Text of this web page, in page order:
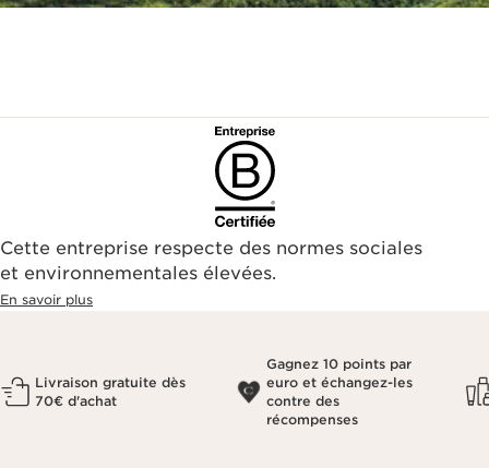
Cette entreprise respecte des normes sociales
et environnementales élevées.
En savoir plus
Livraison gratuite dès
70€ d'achat
Gagnez 10 points par
euro et échangez-les
contre des
récompenses